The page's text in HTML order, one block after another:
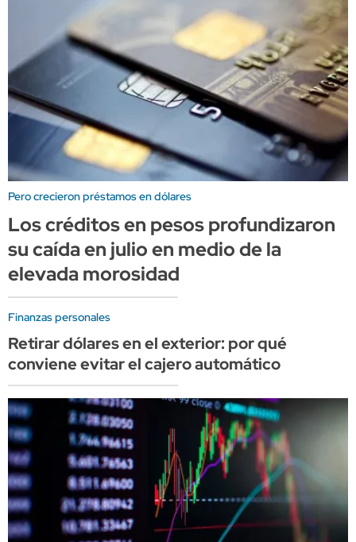
Pero crecieron préstamos en dólares
Los créditos en pesos profundizaron
su caída en julio en medio de la
elevada morosidad
Finanzas personales
Retirar dólares en el exterior: por qué
conviene evitar el cajero automático